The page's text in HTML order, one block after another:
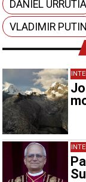
DANIEL URRUTIA
VLADIMIR PUTIN